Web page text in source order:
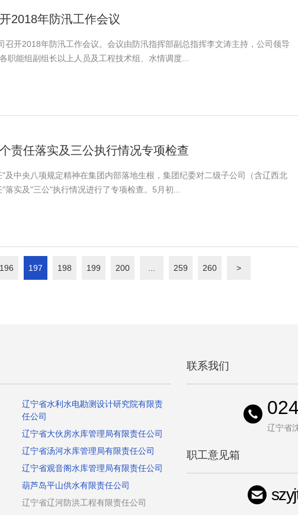
2018年防汛工作会议
召开2018年防汛工作会议。会议由防汛指挥部副总指挥李文涛主持，公司领导
职能组副组长以上人员及工程技术组、水情调度...
责任落实及三公执行情况专项检查
及中央八项规定精神在集团内部落地生根，集团纪委对二级子公司（含辽西北
落实及"三公"执行情况进行了专项检查。5月初...
196 197 198 199 200 259 260 >
辽宁省水利水电勘测设计研究院有限责
任公司
辽宁省大伙房水库管理局有限责任公司
辽宁省汤河水库管理局有限责任公司
辽宁省观音阁水库管理局有限责任公司
葫芦岛平山供水有限责任公司
辽宁省辽河防洪工程有限责任公司
联系我们
辽宁省
职工意见箱